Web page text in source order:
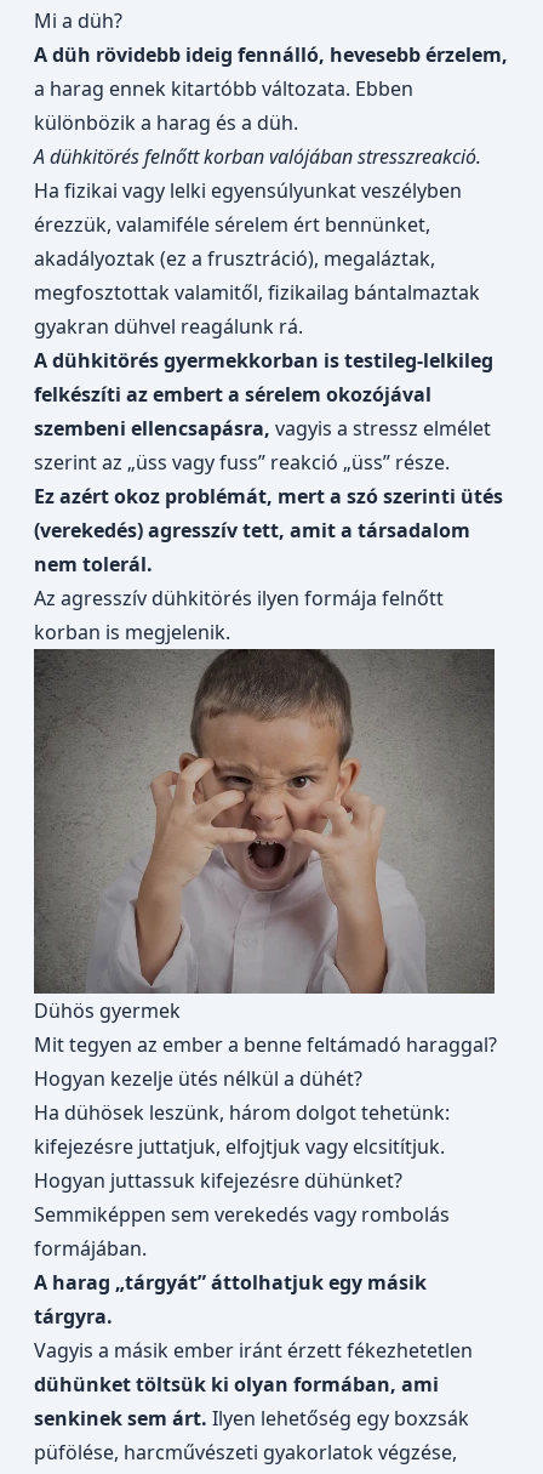
Mi a düh?
A düh rövidebb ideig fennálló, hevesebb érzelem,
a harag ennek kitartóbb változata. Ebben
különbözik a harag és a düh.
A dühkitörés felnőtt korban valójában stresszreakció.
Ha fizikai vagy lelki egyensúlyunkat veszélyben
érezzük, valamiféle sérelem ért bennünket,
akadályoztak (ez a frusztráció), megaláztak,
megfosztottak valamitől, fizikailag bántalmaztak
gyakran dühvel reagálunk rá.
A dühkitörés gyermekkorban is testileg-lelkileg
felkészíti az embert a sérelem okozójával
szembeni ellencsapásra, vagyis a stressz elmélet
szerint az „üss vagy fuss” reakció „üss” része.
Ez azért okoz problémát, mert a szó szerinti ütés
(verekedés) agresszív tett, amit a társadalom
nem tolerál.
Az agresszív dühkitörés ilyen formája felnőtt
korban is megjelenik.
Dühös gyermek
Mit tegyen az ember a benne feltámadó haraggal?
Hogyan kezelje ütés nélkül a dühét?
Ha dühösek leszünk, három dolgot tehetünk:
kifejezésre juttatjuk, elfojtjuk vagy elcsitítjuk.
Hogyan juttassuk kifejezésre dühünket?
Semmiképpen sem verekedés vagy rombolás
formájában.
A harag „tárgyát” áttolhatjuk egy másik
tárgyra.
Vagyis a másik ember iránt érzett fékezhetetlen
dühünket töltsük ki olyan formában, ami
senkinek sem árt. Ilyen lehetőség egy boxzsák
püfölése, harcművészeti gyakorlatok végzése,